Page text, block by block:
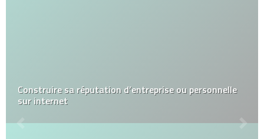
Construire sa réputation d’entreprise ou personnelle
sur internet